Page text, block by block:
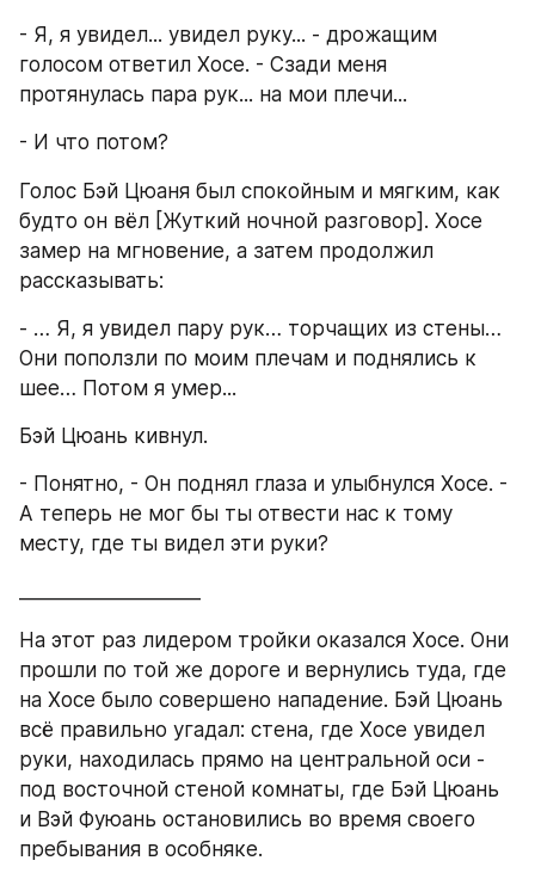
- Я, я увидел... увидел руку... - дрожащим
голосом ответил Хосе. - Сзади меня
протянулась пара рук... на мои плечи...
- И что потом?
Голос Бэй Цюаня был спокойным и мягким, как
будто он вёл [Жуткий ночной разговор]. Хосе
замер на мгновение, а затем продолжил
рассказывать:
- … Я, я увидел пару рук… торчащих из стены…
Они поползли по моим плечам и поднялись к
шее… Потом я умер...
Бэй Цюань кивнул.
- Понятно, - Он поднял глаза и улыбнулся Хосе. -
А теперь не мог бы ты отвести нас к тому
месту, где ты видел эти руки?
На этот раз лидером тройки оказался Хосе. Они
прошли по той же дороге и вернулись туда, где
на Хосе было совершено нападение. Бэй Цюань
всё правильно угадал: стена, где Хосе увидел
руки, находилась прямо на центральной оси -
под восточной стеной комнаты, где Бэй Цюань
и Вэй Фуюань остановились во время своего
пребывания в особняке.